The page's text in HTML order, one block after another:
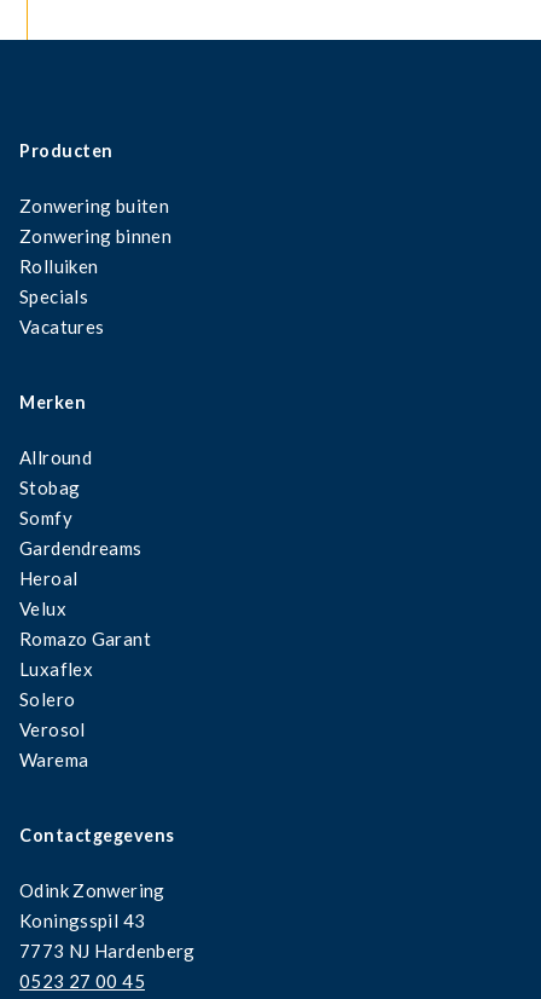
Producten
Zonwering buiten
Zonwering binnen
Rolluiken
Specials
Vacatures
Merken
Allround
Stobag
Somfy
Gardendreams
Heroal
Velux
Romazo Garant
Luxaflex
Solero
Verosol
Warema
Contactgegevens
Odink Zonwering
Koningsspil 43
7773 NJ Hardenberg
0523 27 00 45